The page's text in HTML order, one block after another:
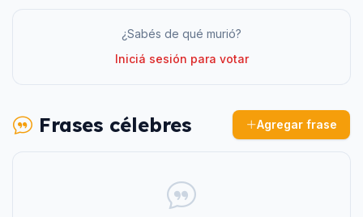
¿Sabés de qué murió?
Iniciá sesión para votar
Frases célebres Agregar frase